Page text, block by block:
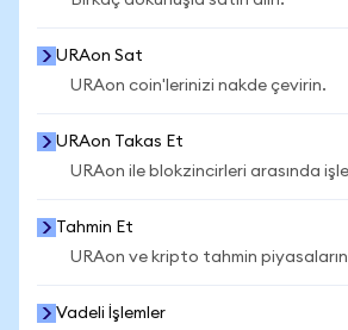
URAon Sat
URAon coin'lerinizi nakde çevirin.
URAon Takas Et
URAon ile blokzincirleri arasında
Tahmin Et
URAon ve kripto tahmin
Vadeli İşlemler